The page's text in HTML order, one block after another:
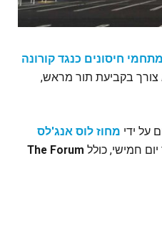
מתחמי חיסונים כנגד קורונה
צורך בקביעת תור מראש,
על ידי מחוז לוס אנג'לס
חמישי, כולל The Forum